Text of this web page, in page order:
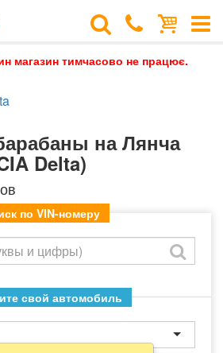
магазин тимчасово не працює.
на Лянча
Delta)
по VIN-номеру
свой автомобиль